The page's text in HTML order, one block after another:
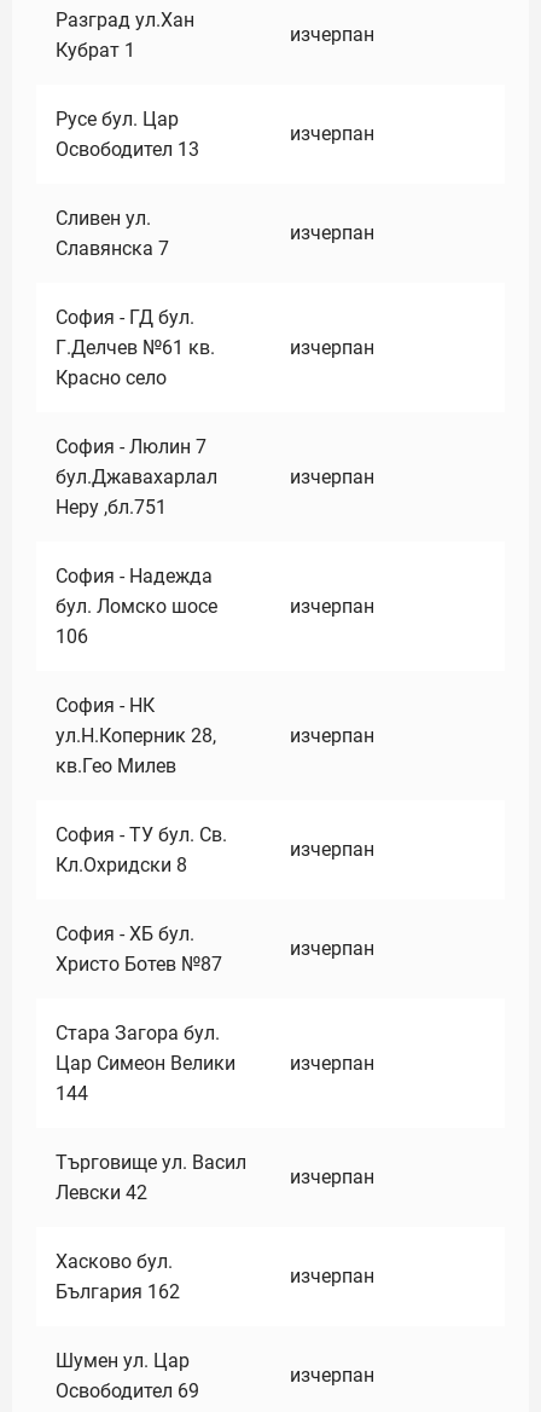
Разград ул.Хан
Кубрат 1
изчерпан
Русе бул. Цар
Освободител 13
изчерпан
Сливен ул.
Славянска 7
изчерпан
София - ГД бул.
Г.Делчев №61 кв.
Красно село
изчерпан
София - Люлин 7
бул.Джавахарлал
Неру ,бл.751
изчерпан
София - Надежда
бул. Ломско шосе
106
изчерпан
София - НК
ул.Н.Коперник 28,
кв.Гео Милев
изчерпан
София - ТУ бул. Св.
Кл.Охридски 8
изчерпан
София - ХБ бул.
Христо Ботев №87
изчерпан
Стара Загора бул.
Цар Симеон Велики
144
изчерпан
Търговище ул. Васил
Левски 42
изчерпан
Хасково бул.
България 162
изчерпан
Шумен ул. Цар
Освободител 69
изчерпан